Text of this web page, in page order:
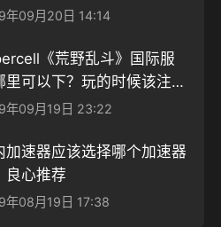
年09月20日 14:14
《荒野乱斗》国际服
里可以下？玩的时候该注意
？
年09月19日 23:22
加速器应该选择哪个加速器
良心推荐
年08月19日 17:38